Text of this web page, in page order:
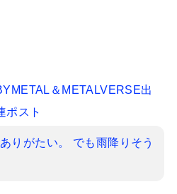
＆METALVERSE出
ポスト
りがたい。 でも雨降りそう